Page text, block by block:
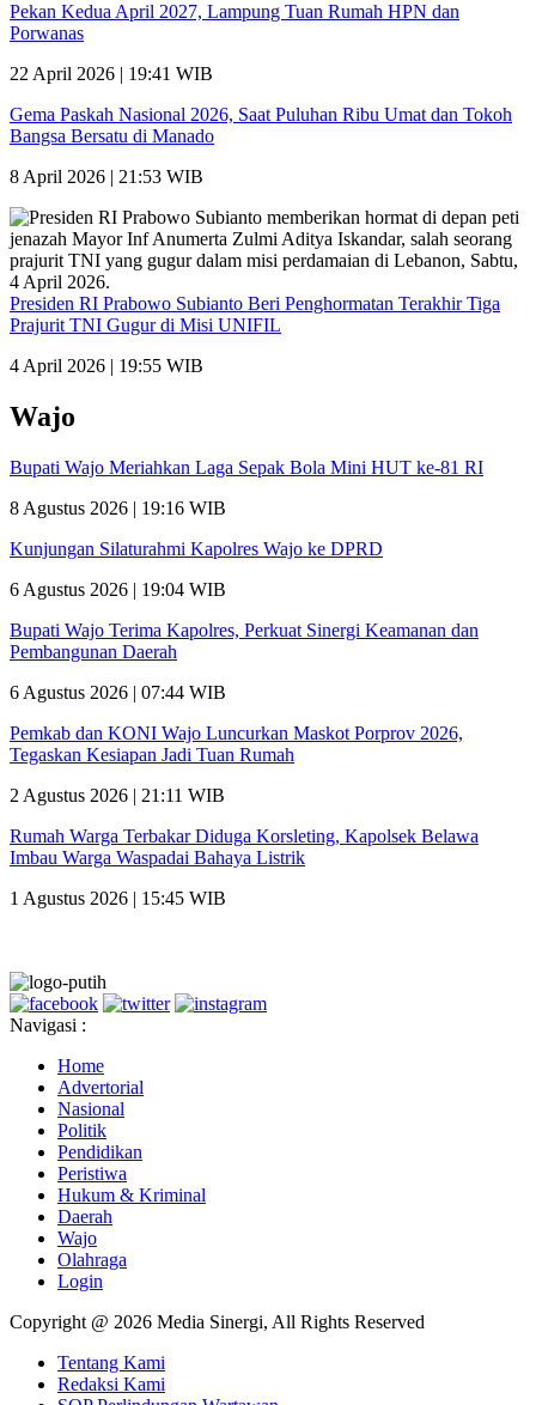
Pekan Kedua April 2027, Lampung Tuan Rumah HPN dan
Porwanas
22 April 2026 | 19:41 WIB
Gema Paskah Nasional 2026, Saat Puluhan Ribu Umat dan Tokoh
Bangsa Bersatu di Manado
8 April 2026 | 21:53 WIB
Presiden RI Prabowo Subianto Beri Penghormatan Terakhir Tiga
Prajurit TNI Gugur di Misi UNIFIL
4 April 2026 | 19:55 WIB
Wajo
Bupati Wajo Meriahkan Laga Sepak Bola Mini HUT ke-81 RI
8 Agustus 2026 | 19:16 WIB
Kunjungan Silaturahmi Kapolres Wajo ke DPRD
6 Agustus 2026 | 19:04 WIB
Bupati Wajo Terima Kapolres, Perkuat Sinergi Keamanan dan
Pembangunan Daerah
6 Agustus 2026 | 07:44 WIB
Pemkab dan KONI Wajo Luncurkan Maskot Porprov 2026,
Tegaskan Kesiapan Jadi Tuan Rumah
2 Agustus 2026 | 21:11 WIB
Rumah Warga Terbakar Diduga Korsleting, Kapolsek Belawa
Imbau Warga Waspadai Bahaya Listrik
1 Agustus 2026 | 15:45 WIB
Navigasi :
Home
Advertorial
Nasional
Politik
Pendidikan
Peristiwa
Hukum & Kriminal
Daerah
Wajo
Olahraga
Login
Copyright @ 2026 Media Sinergi, All Rights Reserved
Tentang Kami
Redaksi Kami